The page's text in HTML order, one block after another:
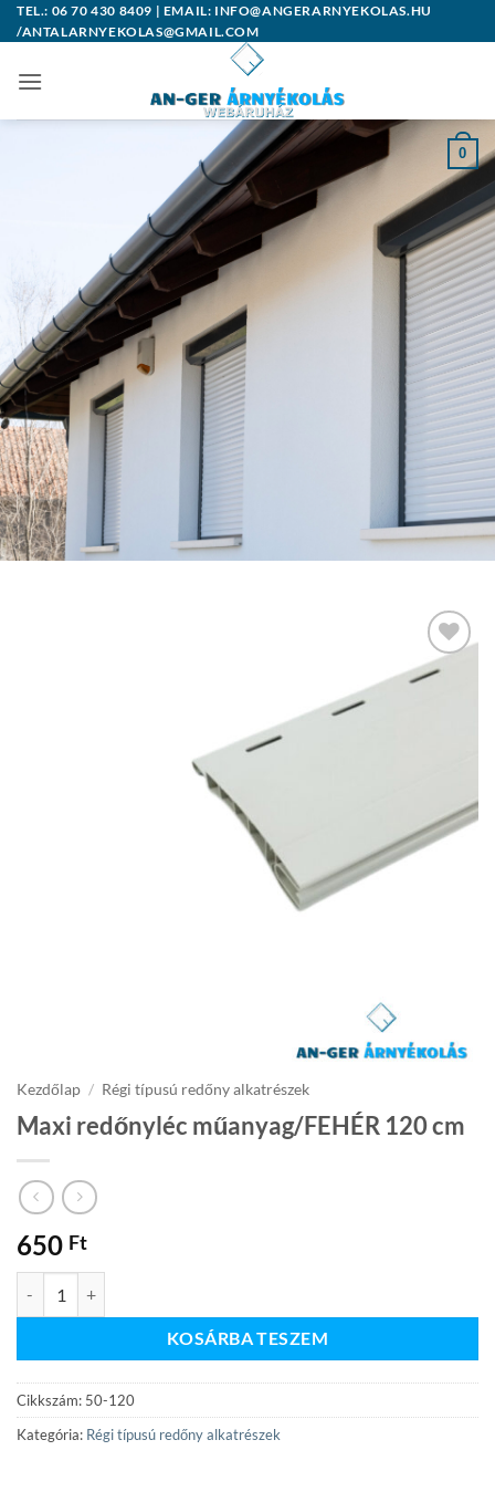
Skip
to
TEL.: 06 70 430 8409 | EMAIL: INFO@ANGERARNYEKOLAS.HU
/ANTALARNYEKOLAS@GMAIL.COM
0
Add to
Kezdőlap / Régi típusú redőny alkatrészek
Maxi redőnyléc műanyag/FEHÉR 120 cm
650 Ft
KOSÁRBA TESZEM
Cikkszám: 50-120
Kategória: Régi típusú redőny alkatrészek